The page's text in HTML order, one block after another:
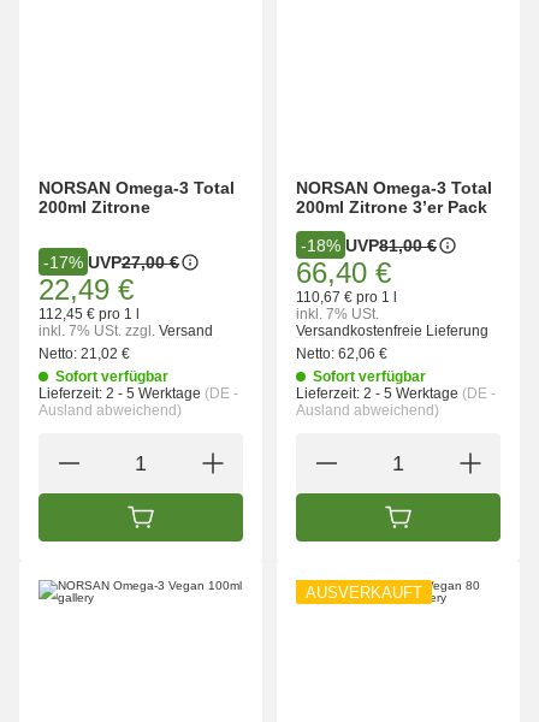
NORSAN Omega-3 Total
200ml Zitrone
-17% UVP27,00 €
22,49 €
112,45 € pro 1 l
inkl. 7% USt. zzgl. Versand
Netto: 21,02 €
Sofort verfügbar
Lieferzeit: 2 - 5 Werktage (DE -
Ausland abweichend)
IN DEN WARENKORB
NORSAN Omega-3 Total
200ml Zitrone 3’er Pack
-18% UVP81,00 €
66,40 €
110,67 € pro 1 l
inkl. 7% USt.
Versandkostenfreie Lieferung
Netto: 62,06 €
Sofort verfügbar
Lieferzeit: 2 - 5 Werktage (DE -
Ausland abweichend)
IN DEN
AUSVERKAUFT